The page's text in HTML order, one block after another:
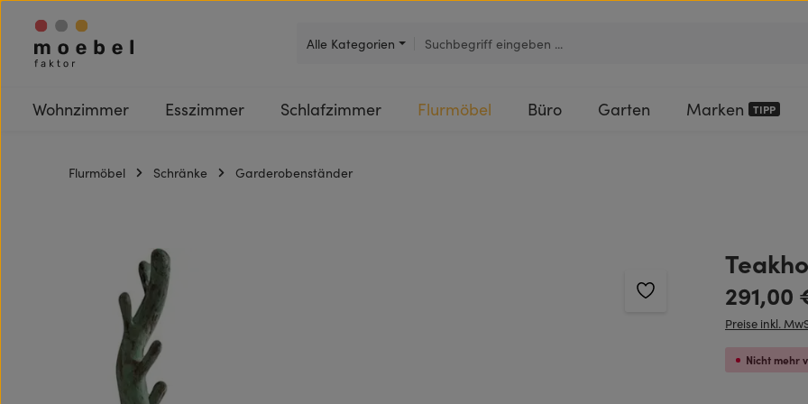
Hauptinhalt springen
Zur Suche springen
Zur Hauptnavigation springen
Alle Kategorien
Wohnzimmer Esszimmer Schlafzimmer Flurmöbel Büro Garten Marken TIPP
Flurmöbel Schränke Garderobenständer
Bildergalerie überspringen
Regulärer
291,00
Preise inkl.
Nicht mehr